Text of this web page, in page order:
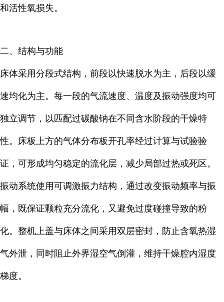
和活性氧损失。
二、结构与功能
床体采用分段式结构，前段以快速脱水为主，后段以缓
速均化为主。每一段的气流速度、温度及振动强度均可
独立调节，以匹配过碳酸钠在不同含水阶段的干燥特
性。床板上方的气体分布板开孔率经过计算与试验验
证，可形成均匀稳定的流化层，减少局部过热或死区。
振动系统使用可调激振力结构，通过改变振动频率与振
幅，既保证颗粒充分流化，又避免过度碰撞导致的粉
化。整机上盖与床体之间采用双层密封，防止含氧热湿
气外泄，同时阻止外界湿空气倒灌，维持干燥腔内湿度
梯度。